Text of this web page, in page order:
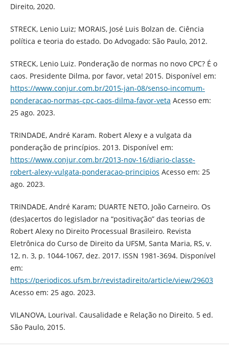
Direito, 2020.
STRECK, Lenio Luiz; MORAIS, José Luis Bolzan de. Ciência
política e teoria do estado. Do Advogado: São Paulo, 2012.
STRECK, Lenio Luiz. Ponderação de normas no novo CPC? É o
caos. Presidente Dilma, por favor, veta! 2015. Disponível em:
https://www.conjur.com.br/2015-jan-08/senso-incomum-
ponderacao-normas-cpc-caos-dilma-favor-veta Acesso em:
25 ago. 2023.
TRINDADE, André Karam. Robert Alexy e a vulgata da
ponderação de princípios. 2013. Disponível em:
https://www.conjur.com.br/2013-nov-16/diario-classe-
robert-alexy-vulgata-ponderacao-principios Acesso em: 25
ago. 2023.
TRINDADE, André Karam; DUARTE NETO, João Carneiro. Os
(des)acertos do legislador na “positivação” das teorias de
Robert Alexy no Direito Processual Brasileiro. Revista
Eletrônica do Curso de Direito da UFSM, Santa Maria, RS, v.
12, n. 3, p. 1044-1067, dez. 2017. ISSN 1981-3694. Disponível
em:
https://periodicos.ufsm.br/revistadireito/article/view/29603
Acesso em: 25 ago. 2023.
VILANOVA, Lourival. Causalidade e Relação no Direito. 5 ed.
São Paulo, 2015.